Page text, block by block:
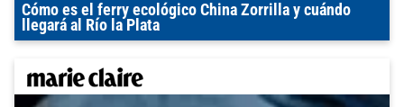
Cómo es el ferry ecológico China Zorrilla y cuándo
llegará al Río la Plata